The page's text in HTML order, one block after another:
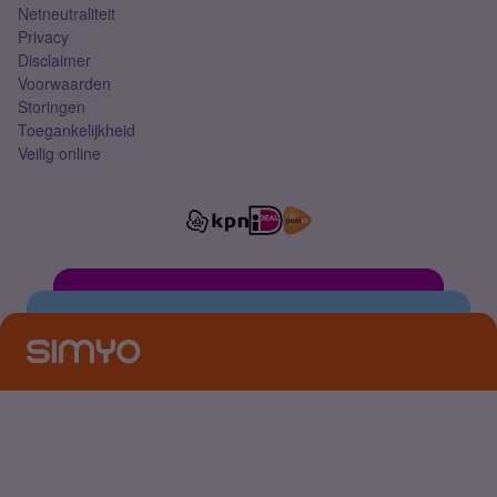
Netneutraliteit
Privacy
Disclaimer
Voorwaarden
Storingen
Toegankelijkheid
Veilig online